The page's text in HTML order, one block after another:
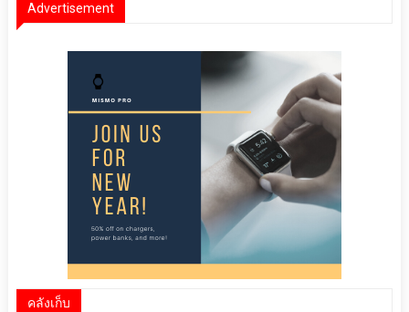
Advertisement
คลังเก็บ